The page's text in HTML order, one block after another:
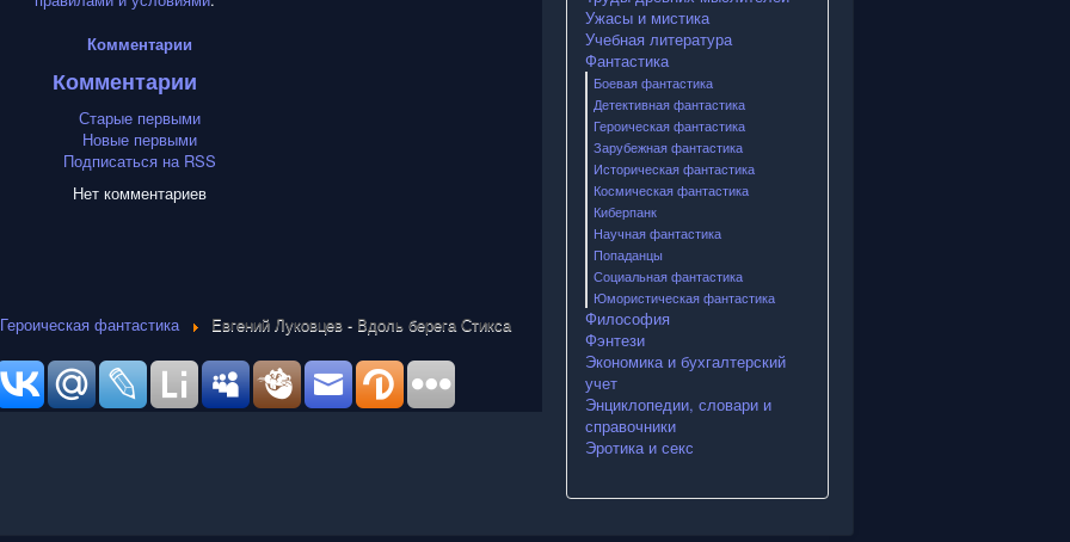
Комментарии
Комментарии
Старые первыми
Новые первыми
Подписаться на RSS
Нет комментариев
Героическая фантастика Евгений Луковцев - Вдоль берега Стикса
Ужасы и мистика
Учебная литература
Фантастика
Боевая фантастика
Детективная фантастика
Героическая фантастика
Зарубежная фантастика
Историческая фантастика
Космическая фантастика
Киберпанк
Научная фантастика
Попаданцы
Социальная фантастика
Юмористическая фантастика
Философия
Фэнтези
Экономика и бухгалтерский
учет
Энциклопедии, словари и
справочники
Эротика и секс